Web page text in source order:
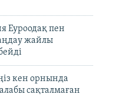
Еуроодақ пен
жайлы
кен орнында
сақталмаған